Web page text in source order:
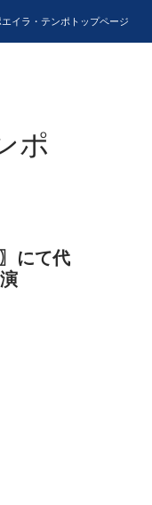
イラ・テンポトップページ
ポ
にて代